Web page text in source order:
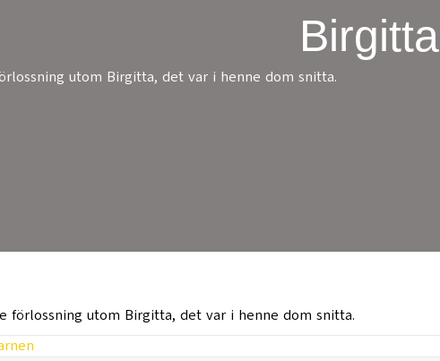
Birgitta
utom Birgitta, det var i henne dom snitta.
förlossning utom Birgitta, det var i henne dom snitta.